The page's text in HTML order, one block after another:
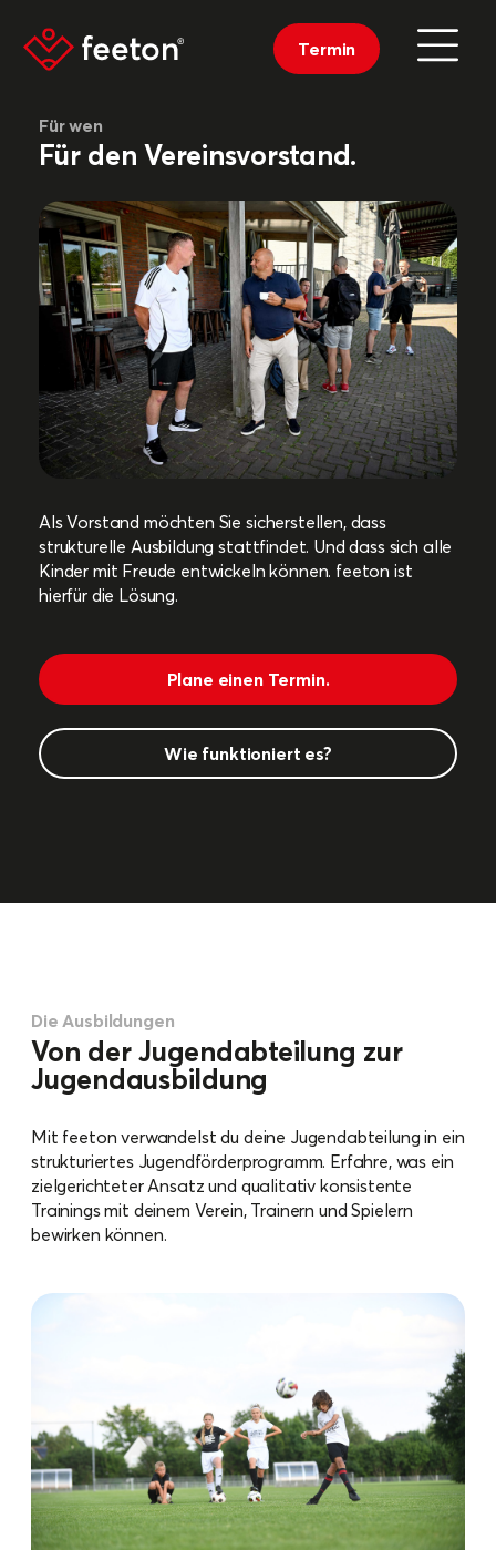
Termin
Für wen
Für den Vereinsvorstand.
Als Vorstand möchten Sie sicherstellen, dass
strukturelle Ausbildung stattfindet. Und dass sich alle
Kinder mit Freude entwickeln können. feeton ist
hierfür die Lösung.
Plane einen Termin.
Wie funktioniert es?
Die Ausbildungen
Von der Jugendabteilung zur
Jugendausbildung
Mit feeton verwandelst du deine Jugendabteilung in ein
strukturiertes Jugendförderprogramm. Erfahre, was ein
zielgerichteter Ansatz und qualitativ konsistente
Trainings mit deinem Verein, Trainern und Spielern
bewirken können.